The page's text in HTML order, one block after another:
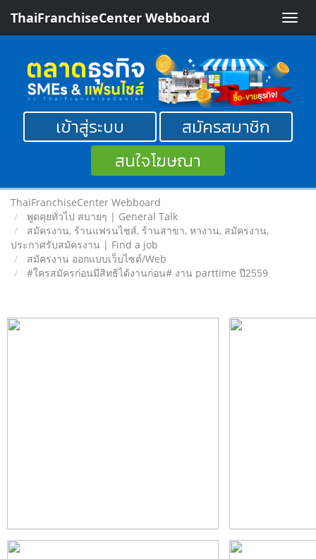
Toggle
ThaiFranchiseCenter Webboard
เข้าสู่ระบบ
สมัครสมาชิก
สนใจโฆษณา
ThaiFranchiseCenter Webboard
พูดคุยทั่วไป สบายๆ | General Talk
สมัครงาน, ร้านแฟรนไชส์, ร้านสาขา, หางาน, สมัครงาน,
ประกาศรับสมัครงาน | Find a job
สมัครงาน ออกแบบเว็บไซต์/Web
#ใครสมัครก่อนมีสิทธิได้งานก่อน# งาน parttime ปี2559